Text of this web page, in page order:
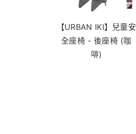
【URBAN IKI】兒童安
全座椅 - 後座椅 (咖
啡)